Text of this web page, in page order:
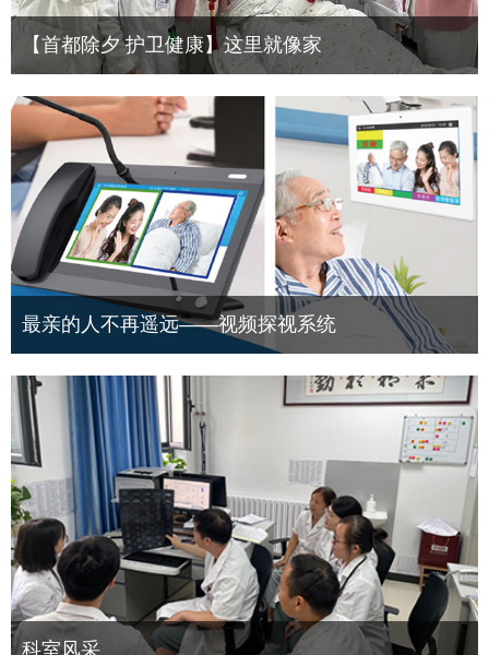
【首都除夕 护卫健康】这里就像家
最亲的人不再遥远——视频探视系统
科室风采